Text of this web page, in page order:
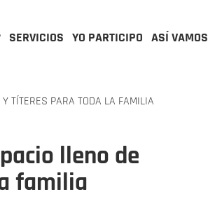
SERVICIOS YO PARTICIPO ASÍ VAMOS
TÍTERES PARA TODA LA FAMILIA
lleno de
familia